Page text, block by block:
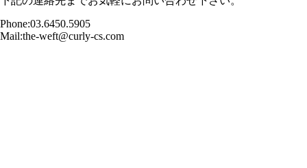
Phone:03.6450.5905
Mail:the-weft@curly-cs.com